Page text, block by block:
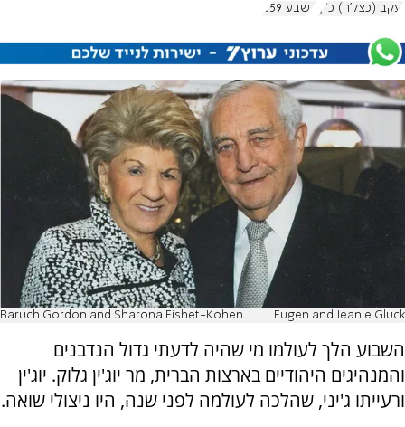
יעקב (כצל'ה) כ"ץ בשבע 859
Eugen and Jeanie Gluck
Baruch Gordon and Sharona Eishet-Kohen
השבוע הלך לעולמו מי שהיה לדעתי גדול הנדבנים
והמנהיגים היהודיים בארצות הברית, מר יוג'ין גלוק. יוג'ין
ורעייתו ג'יני, שהלכה לעולמה לפני שנה, היו ניצולי שואה.